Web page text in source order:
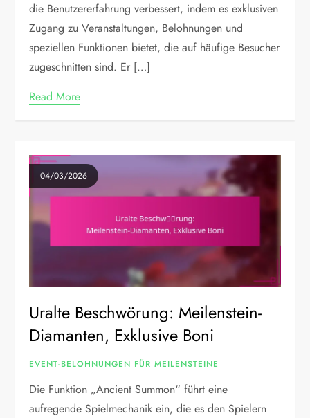
die Benutzererfahrung verbessert, indem es exklusiven
Zugang zu Veranstaltungen, Belohnungen und
speziellen Funktionen bietet, die auf häufige Besucher
zugeschnitten sind. Er […]
Read More
04/03/2026
Uralte Beschwörung: Meilenstein-
Diamanten, Exklusive Boni
EVENT-BELOHNUNGEN FÜR MEILENSTEINE
Die Funktion „Ancient Summon“ führt eine
aufregende Spielmechanik ein, die es den Spielern